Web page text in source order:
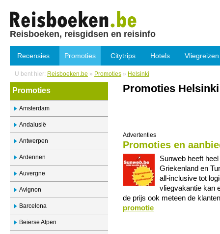
Reisboeken, reisgidsen en reisinfo
Recensies Promoties Citytrips Hotels Vliegreizen
U bent hier: Reisboeken.be » Promoties » Helsinki
Promoties
Amsterdam
Andalusië
Antwerpen
Ardennen
Auvergne
Avignon
Barcelona
Beierse Alpen
Promoties Helsinki
Advertenties
Promoties en
Sunweb heeft
Griekenland en
all-inclusive tot
vliegvakantie kan
de prijs ook meteen de
promotie